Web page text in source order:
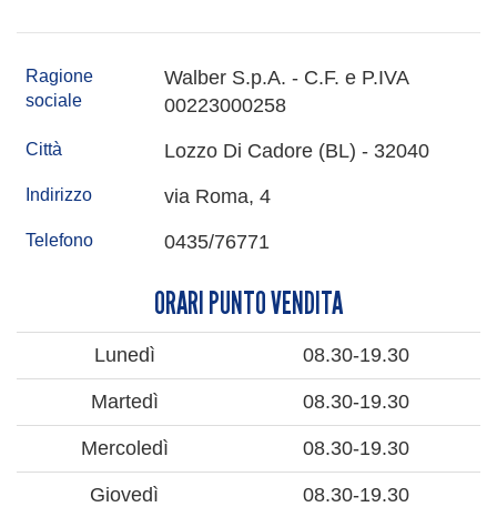
Ragione
sociale
Walber S.p.A. - C.F. e P.IVA
00223000258
Città Lozzo Di Cadore (BL) - 32040
Indirizzo via Roma, 4
Telefono 0435/76771
ORARI PUNTO VENDITA
Lunedì 08.30-19.30
Martedì 08.30-19.30
Mercoledì 08.30-19.30
Giovedì 08.30-19.30